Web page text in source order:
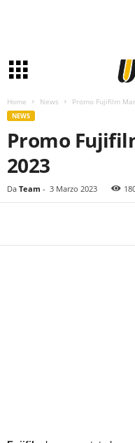
Home News Promo Fujifilm
NEWS
Promo
2023
Da Team - 3 Marzo 2023